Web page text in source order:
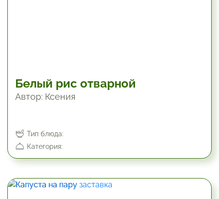
Белый рис отварной
Автор: Ксения
Тип блюда:
Категория: